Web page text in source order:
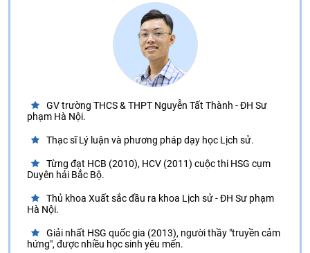
GV trường THCS & THPT Nguyễn Tất Thành - ĐH Sư
phạm Hà Nội.
Thạc sĩ Lý luận và phương pháp dạy học Lịch sử.
Từng đạt HCB (2010), HCV (2011) cuộc thi HSG cụm
Duyên hải Bắc Bộ.
Thủ khoa Xuất sắc đầu ra khoa Lịch sử - ĐH Sư phạm
Hà Nội.
Giải nhất HSG quốc gia (2013), người thầy "truyền cảm
hứng", được nhiều học sinh yêu mến.